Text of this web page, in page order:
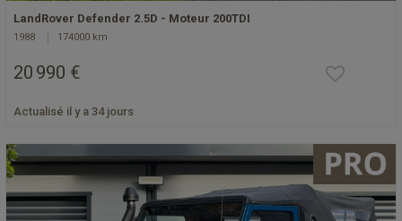
LandRover Defender 2.5D - Moteur 200TDI
1988 174000 km
20 990 €
Actualisé il y a 34 jours